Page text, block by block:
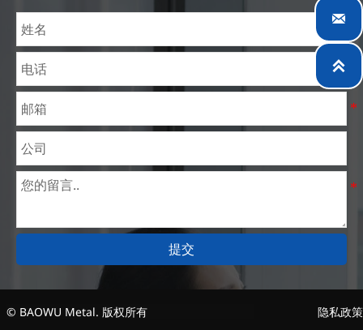
钢材加工设施，为全球采矿、建筑、工程及通用制造
业提供专业服务。
提交
© BAOWU Metal. 版权所有 隐私政策

